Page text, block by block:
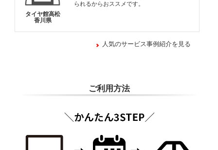
タイヤ館高松
香川県
られるからおススメです。
人気のサービス事例紹介を見る
ご利用方法